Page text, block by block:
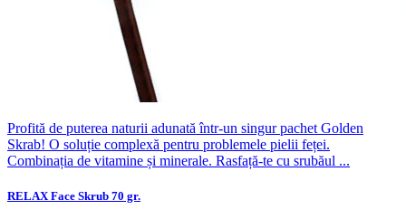
Profită de puterea naturii adunată într-un singur pachet Golden
Skrab! O soluție complexă pentru problemele pielii feței.
Combinația de vitamine și minerale. Rasfață-te cu srubăul ...
RELAX Face Skrub 70 gr.